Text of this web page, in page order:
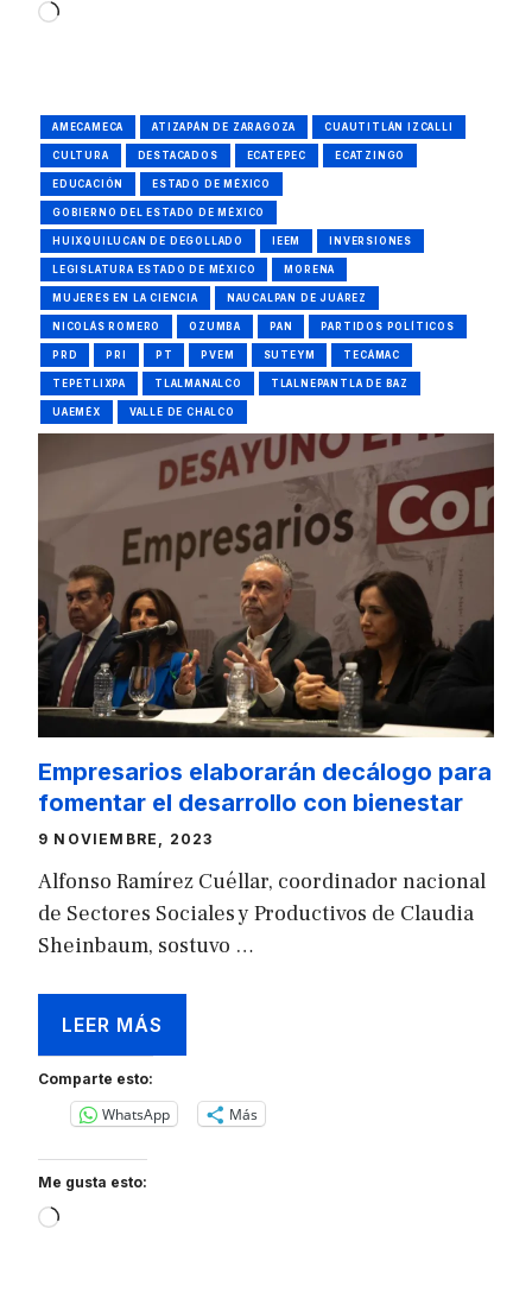
Loading…
AMECAMECA ATIZAPÁN DE ZARAGOZA CUAUTITLÁN IZCALLI
CULTURA DESTACADOS ECATEPEC ECATZINGO
EDUCACIÓN ESTADO DE MÉXICO
GOBIERNO DEL ESTADO DE MÉXICO
HUIXQUILUCAN DE DEGOLLADO IEEM INVERSIONES
LEGISLATURA ESTADO DE MÉXICO MORENA
MUJERES EN LA CIENCIA NAUCALPAN DE JUÁREZ
NICOLÁS ROMERO OZUMBA PAN PARTIDOS POLÍTICOS
PRD PRI PT PVEM SUTEYM TECÁMAC
TEPETLIXPA TLALMANALCO TLALNEPANTLA DE BAZ
UAEMÉX VALLE DE CHALCO
Empresarios elaborarán decálogo para
fomentar el desarrollo con bienestar
9 NOVIEMBRE, 2023
Alfonso Ramírez Cuéllar, coordinador nacional
de Sectores Sociales y Productivos de Claudia
Sheinbaum, sostuvo …
LEER MÁS
Comparte esto:
WhatsApp Más
Me gusta esto:
Loading…